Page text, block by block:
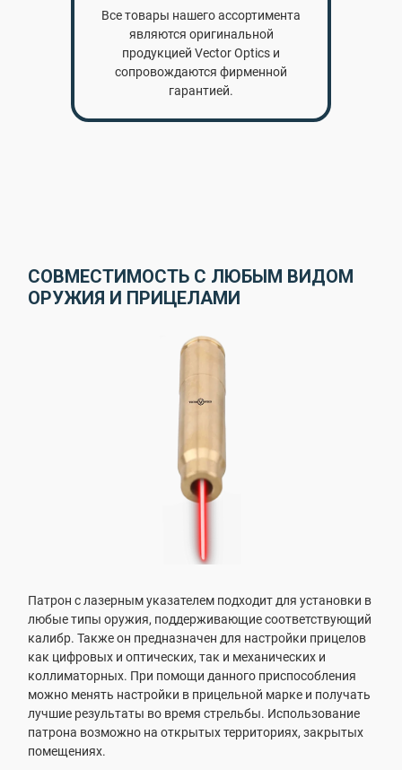
Все товары нашего ассортимента
являются оригинальной
продукцией Vector Optics и
сопровождаются фирменной
гарантией.
СОВМЕСТИМОСТЬ С ЛЮБЫМ ВИДОМ
ОРУЖИЯ И ПРИЦЕЛАМИ
Патрон с лазерным указателем подходит для установки в
любые типы оружия, поддерживающие соответствующий
калибр. Также он предназначен для настройки прицелов
как цифровых и оптических, так и механических и
коллиматорных. При помощи данного приспособления
можно менять настройки в прицельной марке и получать
лучшие результаты во время стрельбы. Использование
патрона возможно на открытых территориях, закрытых
помещениях.